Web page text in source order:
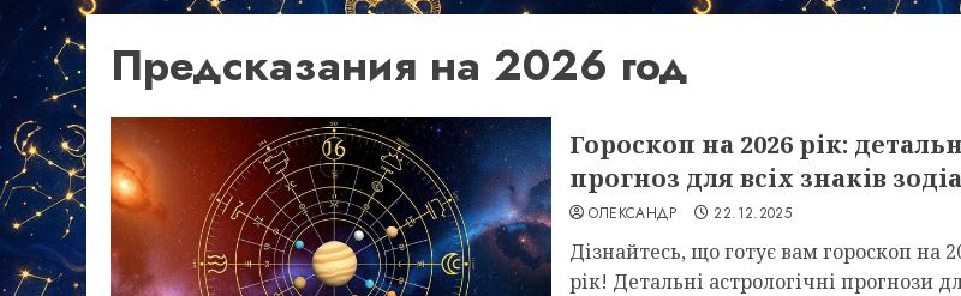
Предсказания на 2026 год
Гороскоп на 2026 рік:
прогноз для всіх знаків
ОЛЕКСАНДР 22.12.2025
Дізнайтесь, що готує вам гороскоп на
рік! Детальні астрологічні прогнози